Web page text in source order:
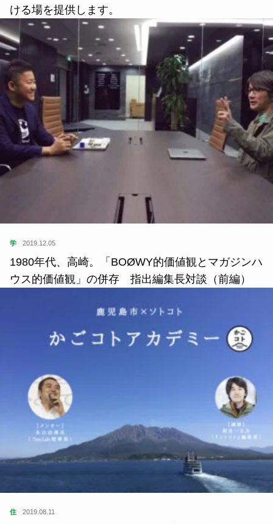
ける場を提供します。
学 2019.12.05
1980年代、高崎。「BOØWY的価値観とマガジンハ
ウス的価値観」の併存 指出編集長対談（前編）
住 2019.08.11